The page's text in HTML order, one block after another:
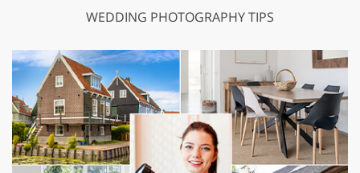
WEDDING PHOTOGRAPHY TIPS